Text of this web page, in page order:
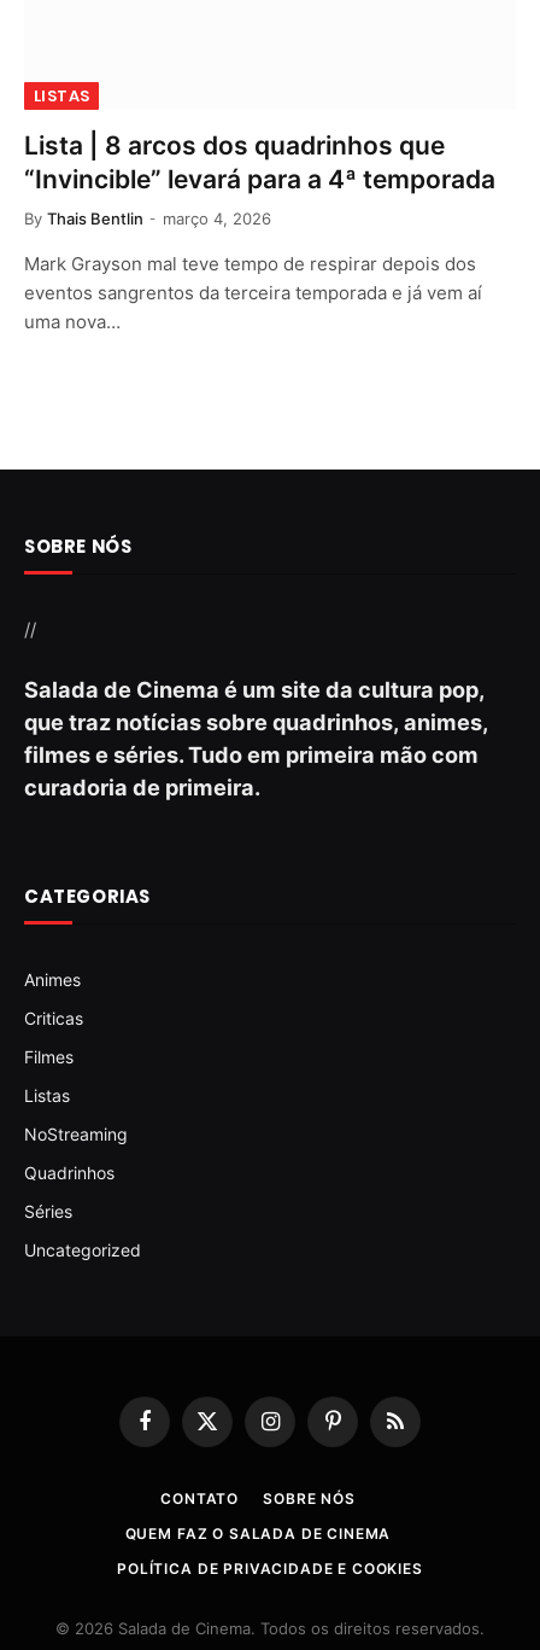
LISTAS
Lista | 8 arcos dos quadrinhos que
“Invincible” levará para a 4ª temporada
By Thais Bentlin março 4, 2026
Mark Grayson mal teve tempo de respirar depois dos
eventos sangrentos da terceira temporada e já vem aí
uma nova…
SOBRE NÓS
//
Salada de Cinema é um site da cultura pop,
que traz notícias sobre quadrinhos, animes,
filmes e séries. Tudo em primeira mão com
curadoria de primeira.
CATEGORIAS
Animes
Criticas
Filmes
Listas
NoStreaming
Quadrinhos
Séries
Uncategorized
Facebook
X
InstagramPinterestRSS
CONTATO
SOBRE NÓS
QUEM FAZ O SALADA DE CINEMA
POLÍTICA DE PRIVACIDADE E COOKIES
© 2026 Salada de Cinema. Todos os direitos reservados.